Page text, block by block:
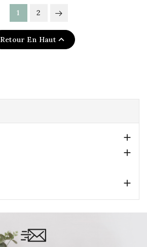
1 2
Retour En Haut


